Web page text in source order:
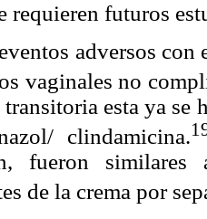
requieren futuros
adversos
vaginales no
esta ya se
clindamicina.
fueron
de la crema por